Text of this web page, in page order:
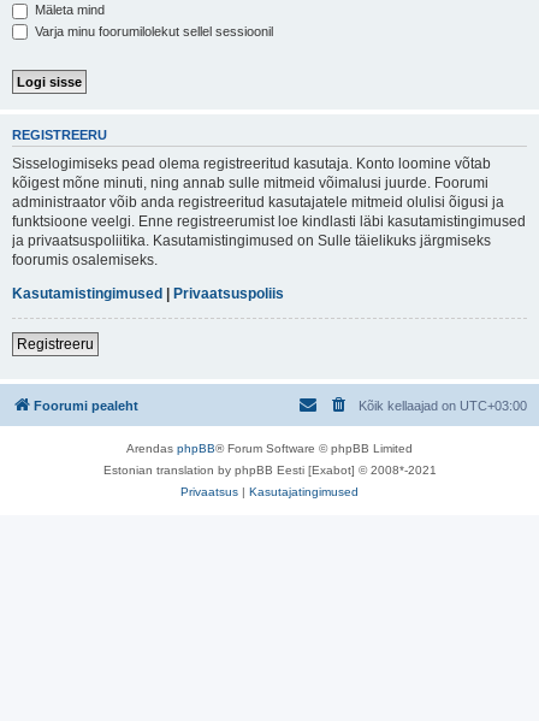
Mäleta mind
Varja minu foorumilolekut sellel sessioonil
REGISTREERU
Sisselogimiseks pead olema registreeritud kasutaja. Konto loomine võtab
kõigest mõne minuti, ning annab sulle mitmeid võimalusi juurde. Foorumi
administraator võib anda registreeritud kasutajatele mitmeid olulisi õigusi ja
funktsioone veelgi. Enne registreerumist loe kindlasti läbi kasutamistingimused
ja privaatsuspoliitika. Kasutamistingimused on Sulle täielikuks järgmiseks
foorumis osalemiseks.
Kasutamistingimused | Privaatsuspoliis
Registreeru
Foorumi pealeht Kõik kellaajad on UTC+03:00
Arendas phpBB® Forum Software © phpBB Limited
Estonian translation by phpBB Eesti [Exabot] © 2008*-2021
Privaatsus | Kasutajatingimused